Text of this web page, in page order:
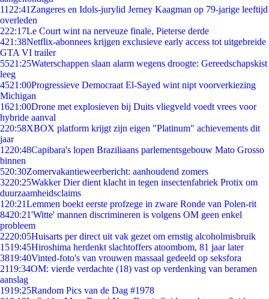
11 22:41 Zangeres en Idols-jurylid Jerney Kaagman op 79-jarige leeftijd
overleden
222:17Le Court wint na nerveuze finale, Pieterse derde
421:38Netflix-abonnees krijgen exclusieve early access tot uitgebreide
GTA VI trailer
5521:25Waterschappen slaan alarm wegens droogte: Gereedschapskist
leeg
4521:00Progressieve Democraat El-Sayed wint nipt voorverkiezing
Michigan
1621:00Drone met explosieven bij Duits vliegveld voedt vrees voor
hybride aanval
220:58XBOX platform krijgt zijn eigen "Platinum" achievements dit
jaar
1220:48Capibara's lopen Braziliaans parlementsgebouw Mato Grosso
binnen
520:30Zomervakantieweerbericht: aanhoudend zomers
3220:25Wakker Dier dient klacht in tegen insectenfabriek Protix om
duurzaamheidsclaims
1 20:21Lemmen boekt eerste profzege in zware Ronde van Polen-rit
8420:21'Witte' mannen discrimineren is volgens OM geen enkel
probleem
2220:05Huisarts per direct uit vak gezet om ernstig alcoholmisbruik
1519:45Hiroshima herdenkt slachtoffers atoombom, 81 jaar later
3819:40Vinted-foto's van vrouwen massaal gedeeld op seksfora
2119:34OM: vierde verdachte (18) vast op verdenking van beramen
aanslag
1919:25Random Pics van de Dag #1978